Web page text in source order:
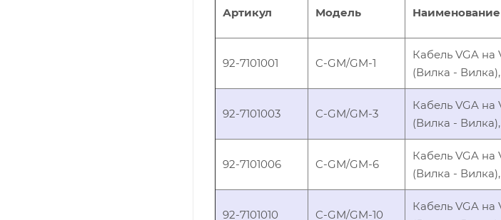
Артикул Модель Наименование
92-7101001 C-GM/GM-1
Кабель VGA на
(Вилка -
92-7101003 C-GM/GM-3
Кабель VGA на
(Вилка -
92-7101006 C-GM/GM-6
Кабель VGA на
(Вилка - Вилка),
92-7101010 C-GM/GM-10
Кабель VGA на